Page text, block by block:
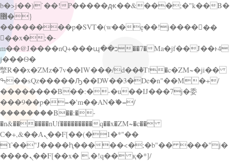
b�>j��)΄��!P�����ԫ��&���;�"k��B�
޶�}
��������p�SVT�(w��ę��!j������
��x�;�-
m��@J����nQ+���պ��כ��7�Ma�jf��J��ͱ4
j���Ѳ�
撆R��x�ZMz�7v��IW���/d��ٞ�Тז�c�ZM~�ji��
ߒ��sQz�����Ԡ��DW��3�De�n"��M�+/
��������B��:�-�u��IJ���7j�委
���9��p�=�'m��AN�ޭ�=/
��������B��:�-
�n&������nUf���������q��x�ZM~�c��
Ϲ�+,&��Ὰܢ��F[��(�1�*"��
ϒ��"J����ԧ�����<�;�b"�� ���"j�
����ܢ��F[��x� ,�!q�� қ�*]/